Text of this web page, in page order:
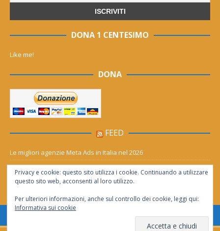
DONA 1 CENTESIMO
Like me!
DONA
FEED
Le migliori agenzie Meta Ads in Italia nel 2026
Aia Syensqo, il rinnovo divide: stop al cC6O4 dal 2027, ma i comitati
chiedono “zero Pfas subito”
Privacy e cookie: questo sito utilizza i cookie. Continuando a utilizzare
questo sito web, acconsenti al loro utilizzo.
Per ulteriori informazioni, anche sul controllo dei cookie, leggi qui:
Informativa sui cookie